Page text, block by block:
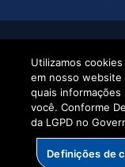
Executiva de
Transformação
Utilizamos
em nosso website
quais informações
você. Conforme
da LGPD no
Definições de